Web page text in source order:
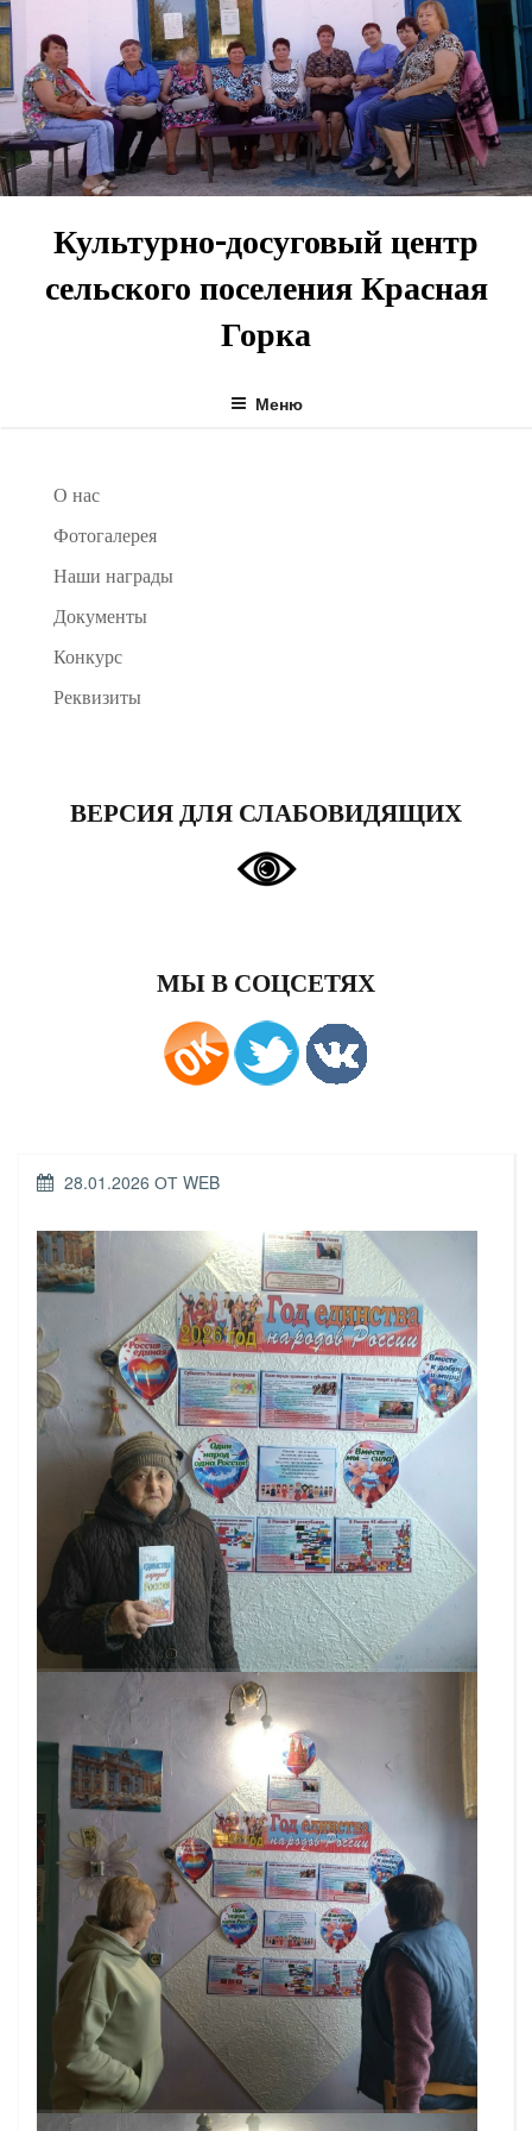
Перейти
к
содержимому
Культурно-досуговый центр
сельского поселения Красная
Горка
Меню
О нас
Фотогалерея
Наши награды
Документы
Конкурс
Реквизиты
ВЕРСИЯ ДЛЯ СЛАБОВИДЯЩИХ
МЫ В СОЦСЕТЯХ
ОПУБЛИКОВАНО
28.01.2026 ОТ WEB